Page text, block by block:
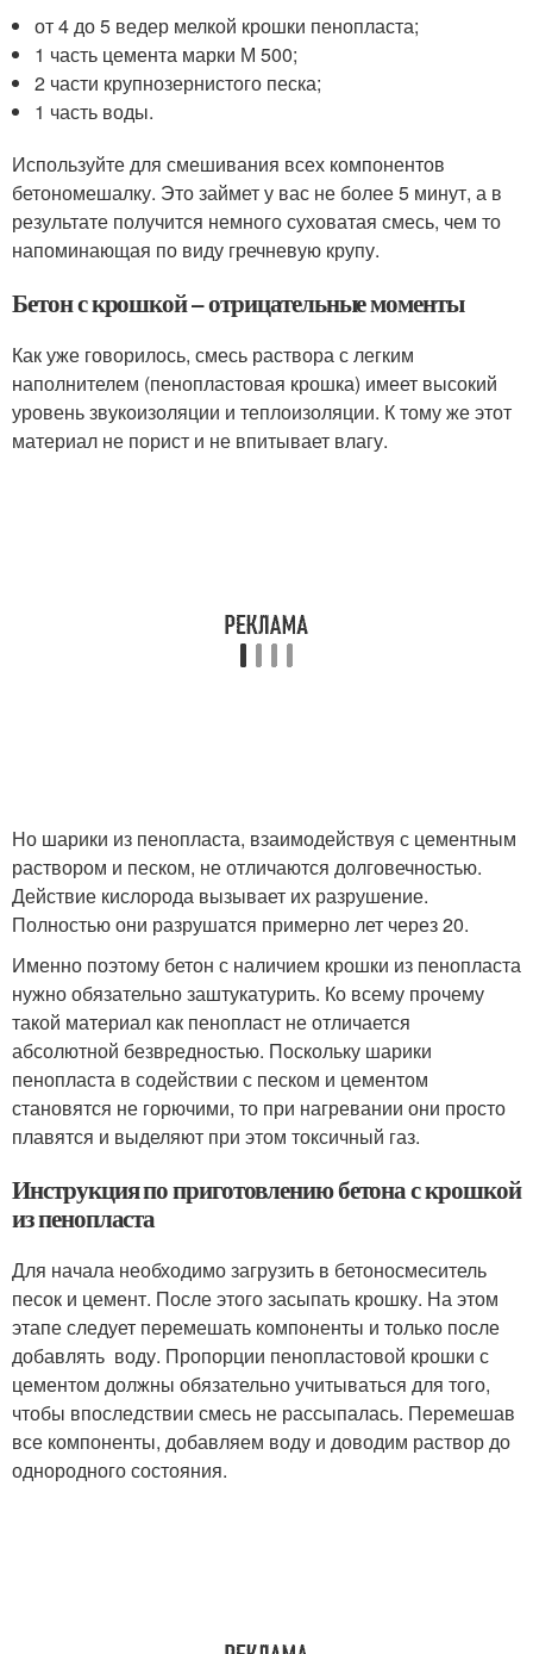
от 4 до 5 ведер мелкой крошки пенопласта;
1 часть цемента марки М 500;
2 части крупнозернистого песка;
1 часть воды.
Используйте для смешивания всех компонентов
бетономешалку. Это займет у вас не более 5 минут, а в
результате получится немного суховатая смесь, чем то
напоминающая по виду гречневую крупу.
Бетон с крошкой – отрицательные моменты
Как уже говорилось, смесь раствора с легким
наполнителем (пенопластовая крошка) имеет высокий
уровень звукоизоляции и теплоизоляции. К тому же этот
материал не порист и не впитывает влагу.
Но шарики из пенопласта, взаимодействуя с цементным
раствором и песком, не отличаются долговечностью.
Действие кислорода вызывает их разрушение.
Полностью они разрушатся примерно лет через 20.
Именно поэтому бетон с наличием крошки из пенопласта
нужно обязательно заштукатурить. Ко всему прочему
такой материал как пенопласт не отличается
абсолютной безвредностью. Поскольку шарики
пенопласта в содействии с песком и цементом
становятся не горючими, то при нагревании они просто
плавятся и выделяют при этом токсичный газ.
Инструкция по приготовлению бетона с крошкой
из пенопласта
Для начала необходимо загрузить в бетоносмеситель
песок и цемент. После этого засыпать крошку. На этом
этапе следует перемешать компоненты и только после
добавлять воду. Пропорции пенопластовой крошки с
цементом должны обязательно учитываться для того,
чтобы впоследствии смесь не рассыпалась. Перемешав
все компоненты, добавляем воду и доводим раствор до
однородного состояния.